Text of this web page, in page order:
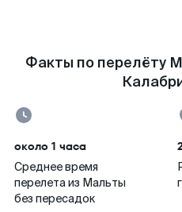
Факты по перелёту
около 1 часа
Среднее время
перелета из Мальты
без пересадок